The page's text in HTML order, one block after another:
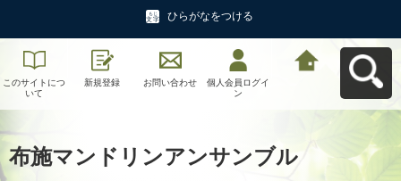
ひらがなをつける
このサイトにつ
いて
新規登録 お問い合わせ
個人会員ログイ
ン
布施マンドリンアンサンブル